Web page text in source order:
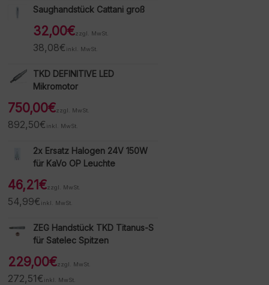
Saughandstück Cattani groß
32,00€zzgl. MwSt.
38,08€ inkl. MwSt.
TKD DEFINITIVE LED
Mikromotor
750,00€zzgl. MwSt.
892,50€ inkl. MwSt.
2x Ersatz Halogen 24V 150W
für KaVo OP Leuchte
46,21€zzgl. MwSt.
54,99€ inkl. MwSt.
ZEG Handstück TKD Titanus-S
für Satelec Spitzen
229,00€zzgl. MwSt.
272,51€ inkl. MwSt.